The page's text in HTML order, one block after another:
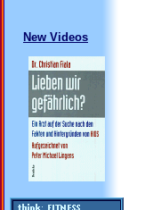
New Videos